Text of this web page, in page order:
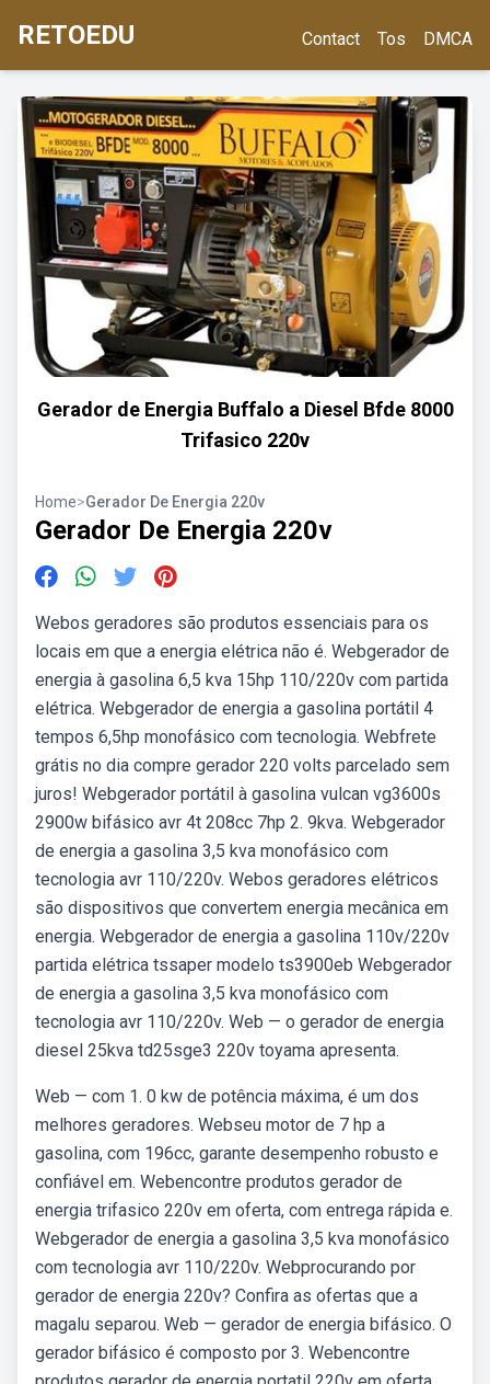
RETOEDU Contact Tos DMCA
Gerador de Energia Buffalo a Diesel Bfde 8000
Trifasico 220v
Home>Gerador De Energia 220v
Gerador De Energia 220v
Webos geradores são produtos essenciais para os
locais em que a energia elétrica não é. Webgerador de
energia à gasolina 6,5 kva 15hp 110/220v com partida
elétrica. Webgerador de energia a gasolina portátil 4
tempos 6,5hp monofásico com tecnologia. Webfrete
grátis no dia compre gerador 220 volts parcelado sem
juros! Webgerador portátil à gasolina vulcan vg3600s
2900w bifásico avr 4t 208cc 7hp 2. 9kva. Webgerador
de energia a gasolina 3,5 kva monofásico com
tecnologia avr 110/220v. Webos geradores elétricos
são dispositivos que convertem energia mecânica em
energia. Webgerador de energia a gasolina 110v/220v
partida elétrica tssaper modelo ts3900eb Webgerador
de energia a gasolina 3,5 kva monofásico com
tecnologia avr 110/220v. Web — o gerador de energia
diesel 25kva td25sge3 220v toyama apresenta.
Web — com 1. 0 kw de potência máxima, é um dos
melhores geradores. Webseu motor de 7 hp a
gasolina, com 196cc, garante desempenho robusto e
confiável em. Webencontre produtos gerador de
energia trifasico 220v em oferta, com entrega rápida e.
Webgerador de energia a gasolina 3,5 kva monofásico
com tecnologia avr 110/220v. Webprocurando por
gerador de energia 220v? Confira as ofertas que a
magalu separou. Web — gerador de energia bifásico. O
gerador bifásico é composto por 3. Webencontre